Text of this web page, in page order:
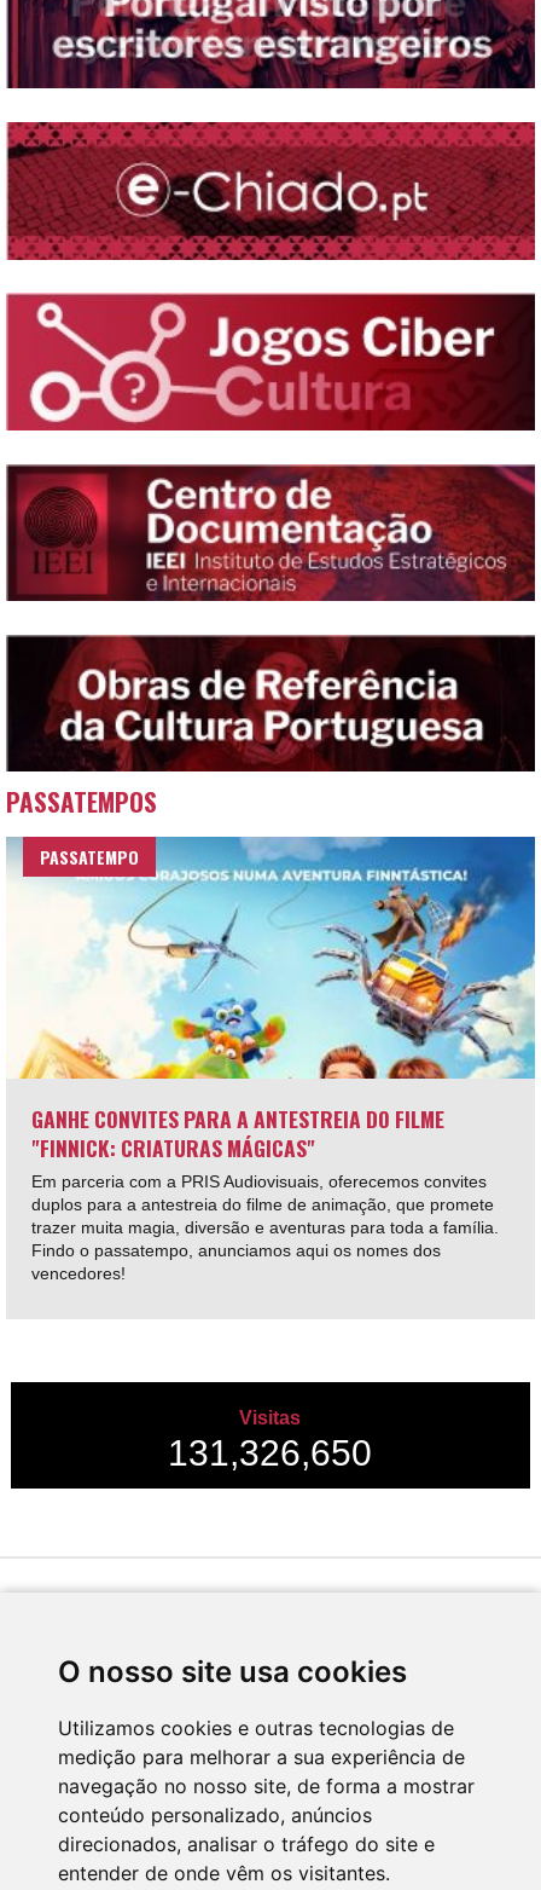
O nosso site usa cookies
Utilizamos cookies e outras tecnologias de
medição para melhorar a sua experiência de
navegação no nosso site, de forma a mostrar
conteúdo personalizado, anúncios
direcionados, analisar o tráfego do site e
entender de onde vêm os visitantes.
PASSATEMPOS
PASSATEMPO
GANHE CONVITES PARA A ANTESTREIA DO FILME
"FINNICK: CRIATURAS MÁGICAS"
Em parceria com a PRIS Audiovisuais, oferecemos convites
duplos para a antestreia do filme de animação, que promete
trazer muita magia, diversão e aventuras para toda a família.
Findo o passatempo, anunciamos aqui os nomes dos
vencedores!
Visitas
131,326,650